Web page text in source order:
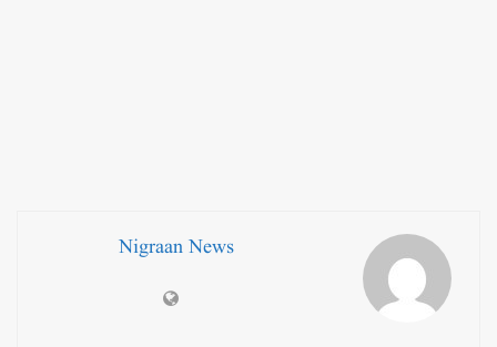
Nigraan News